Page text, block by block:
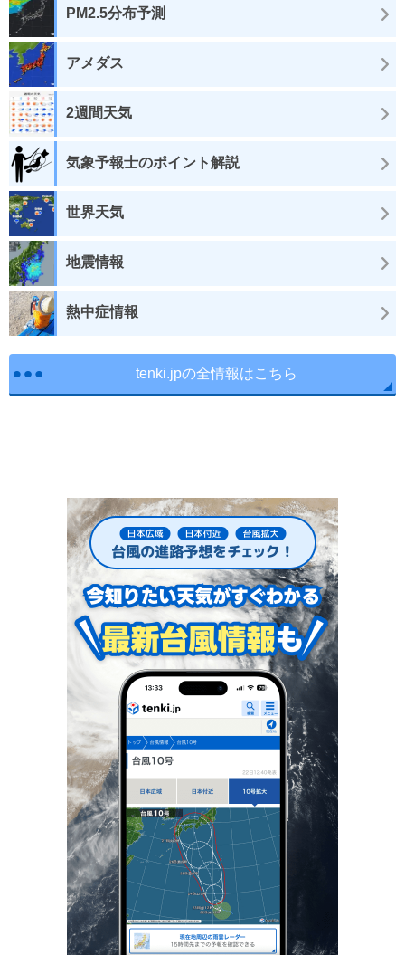
PM2.5分布予測
アメダス
2週間天気
気象予報士のポイント解説
世界天気
地震情報
熱中症情報
tenki.jpの全情報はこちら